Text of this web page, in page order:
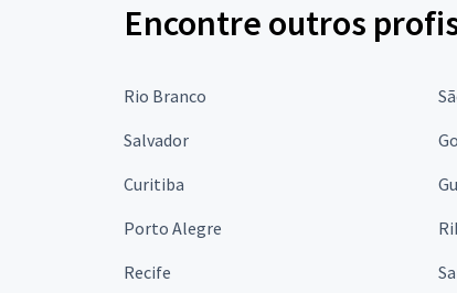
Encontre outros
Rio Branco
Salvador
Curitiba
Porto Alegre
Recife